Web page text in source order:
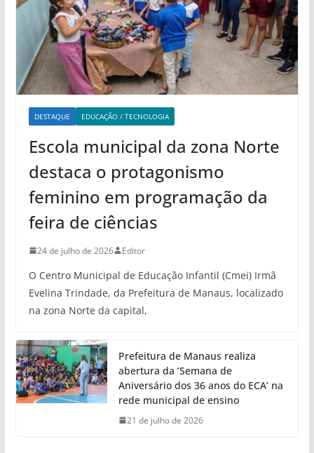
DESTAQUE EDUCAÇÃO / TECNOLOGIA
Escola municipal da zona Norte
destaca o protagonismo
feminino em programação da
feira de ciências
24 de julho de 2026 Editor
O Centro Municipal de Educação Infantil (Cmei) Irmã
Evelina Trindade, da Prefeitura de Manaus, localizado
na zona Norte da capital,
Prefeitura de Manaus realiza
abertura da ‘Semana de
Aniversário dos 36 anos do ECA’ na
rede municipal de ensino
21 de julho de 2026